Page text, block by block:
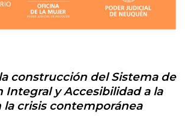
construcción del Sistema de
Integral y Accesibilidad a la
la crisis contemporánea